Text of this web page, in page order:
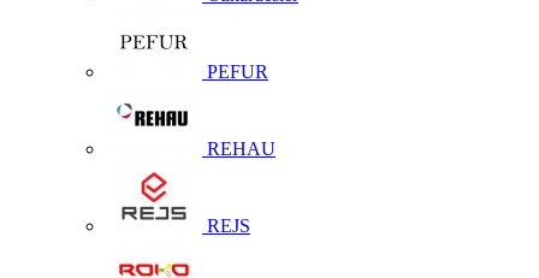
PEFUR
REHAU
REJS